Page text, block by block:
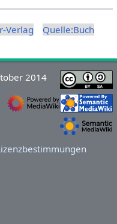
Verlag
Quelle:Buch
2014